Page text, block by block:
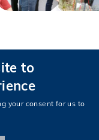
览
Wechat
to
your consent for us to